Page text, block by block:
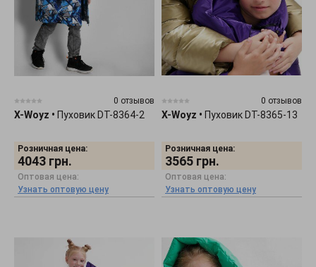
0 отзывов
X-Woyz • Пуховик DT-8364-2
Розничная цена:
4043 грн.
Оптовая цена:
Узнать оптовую цену
0 отзывов
X-Woyz • Пуховик DT-8365-13
Розничная цена:
3565 грн.
Оптовая цена:
Узнать оптовую цену